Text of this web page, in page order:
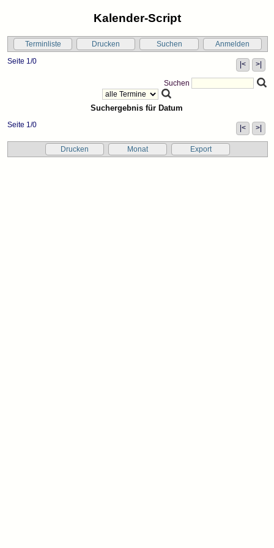
Kalender-Script
Terminliste Drucken Suchen
Anmelden
Seite 1/0
|< >|
Suchen
Suchergebnis für Datum
Seite 1/0 |< >|
Drucken Monat Export